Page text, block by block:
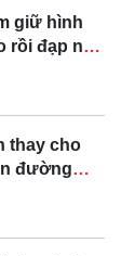
giữ hình
rồi đạp ngã
thay cho
đường